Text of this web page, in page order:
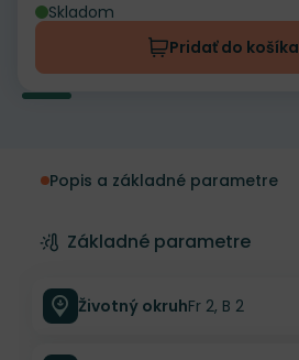
Skladom
Pridať do košíka
Popis a základné parametre
Základné parametre
Životný okruhFr 2, B 2